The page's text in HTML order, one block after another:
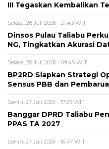
III Tegaskan Kembalikan
Selasa, 28 Juli 2026 - 21:43 WIT
Dinsos Pulau Taliabu
NG, Tingkatkan Akurasi
Selasa, 28 Juli 2026 - 09:45 WIT
BP2RD Siapkan Strategi
Sensus PBB dan
Senin, 27 Juli 2026 - 17:25 WIT
Banggar DPRD Taliabu
PPAS TA 2027
Senin, 27 Juli 2026 - 16:47 WIT